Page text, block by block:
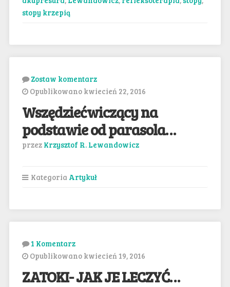
stopy krzepią
Zostaw komentarz
Opublikowano kwiecień 22, 2016
Wszędziećwiczący na
podstawie od parasola…
przez Krzysztof R. Lewandowicz
Kategoria Artykuł
1 Komentarz
Opublikowano kwiecień 19, 2016
ZATOKI- JAK JE LECZYĆ…